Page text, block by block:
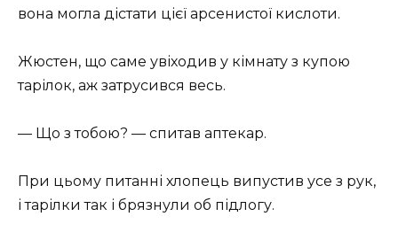
вона могла дістати цієї арсенистої кислоти.
Жюстен, що саме увіходив у кімнату з купою
тарілок, аж затрусився весь.
— Що з тобою? — спитав аптекар.
При цьому питанні хлопець випустив усе з рук,
і тарілки так і брязнули об підлогу.